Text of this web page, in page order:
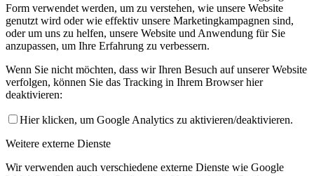
Form verwendet werden, um zu verstehen, wie unsere Website
genutzt wird oder wie effektiv unsere Marketingkampagnen sind,
oder um uns zu helfen, unsere Website und Anwendung für Sie
anzupassen, um Ihre Erfahrung zu verbessern.
Wenn Sie nicht möchten, dass wir Ihren Besuch auf unserer Website
verfolgen, können Sie das Tracking in Ihrem Browser hier
deaktivieren:
Hier klicken, um Google Analytics zu aktivieren/deaktivieren.
Weitere externe Dienste
Wir verwenden auch verschiedene externe Dienste wie Google